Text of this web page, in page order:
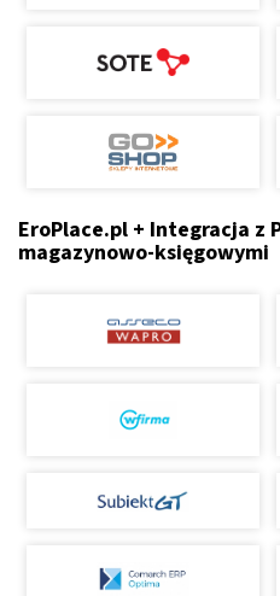
EroPlace.pl + Integracja z
magazynowo-księgowymi